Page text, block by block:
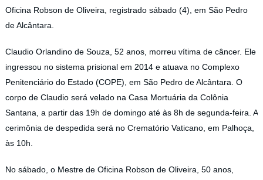
Oficina Robson de Oliveira, registrado sábado (4), em São Pedro
de Alcântara.
Claudio Orlandino de Souza, 52 anos, morreu vítima de câncer. Ele
ingressou no sistema prisional em 2014 e atuava no Complexo
Penitenciário do Estado (COPE), em São Pedro de Alcântara. O
corpo de Claudio será velado na Casa Mortuária da Colônia
Santana, a partir das 19h de domingo até às 8h de segunda-feira. A
cerimônia de despedida será no Crematório Vaticano, em Palhoça,
às 10h.
No sábado, o Mestre de Oficina Robson de Oliveira, 50 anos,